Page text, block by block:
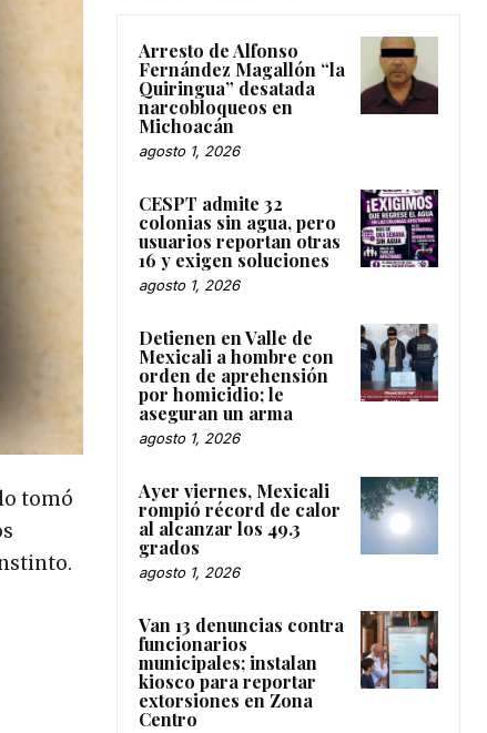
tomó
Arresto de Alfonso
Fernández Magallón “la
Quiringua” desatada
narcobloqueos en
Michoacán
agosto 1, 2026
CESPT admite 32
colonias sin agua, pero
usuarios reportan otras
16 y exigen soluciones
agosto 1, 2026
Detienen en Valle de
Mexicali a hombre con
orden de aprehensión
por homicidio; le
aseguran un arma
agosto 1, 2026
Ayer viernes, Mexicali
rompió récord de calor
al alcanzar los 49.3
grados
agosto 1, 2026
Van 13 denuncias contra
funcionarios
municipales; instalan
kiosco para reportar
extorsiones en Zona
Centro